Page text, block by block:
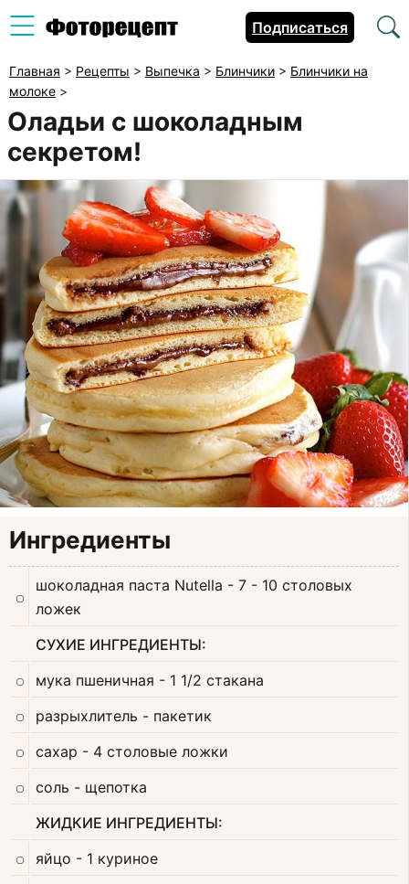
Подписаться
Главная > Рецепты > Выпечка > Блинчики > Блинчики на
молоке >
Оладьи с шоколадным
секретом!
Ингредиенты
шоколадная паста Nutella - 7 - 10 столовых
ложек
СУХИЕ ИНГРЕДИЕНТЫ:
мука пшеничная - 1 1/2 стакана
разрыхлитель - пакетик
сахар - 4 столовые ложки
соль - щепотка
ЖИДКИЕ ИНГРЕДИЕНТЫ:
яйцо - 1 куриное